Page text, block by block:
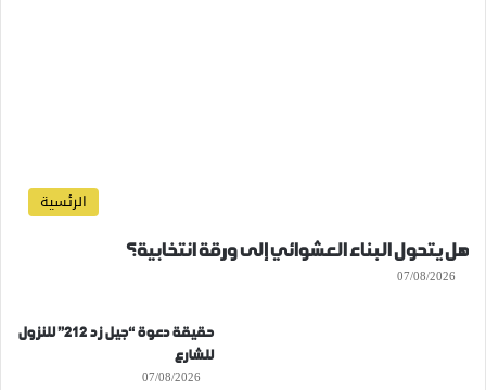
الرئسية
هل يتحول البناء العشوائي إلى ورقة انتخابية؟
07/08/2026
حقيقة دعوة “جيل زد 212” للنزول
للشارع
07/08/2026